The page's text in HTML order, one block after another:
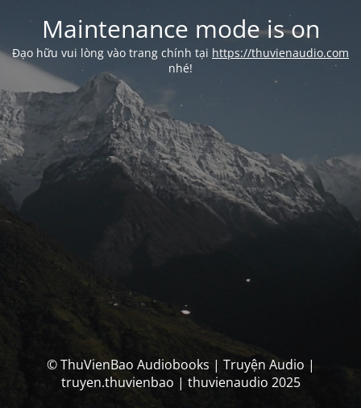
Maintenance mode is on
Đạo hữu vui lòng vào trang chính tại https://thuvienaudio.com
nhé!
© ThuVienBao Audiobooks | Truyện Audio |
truyen.thuvienbao | thuvienaudio 2025